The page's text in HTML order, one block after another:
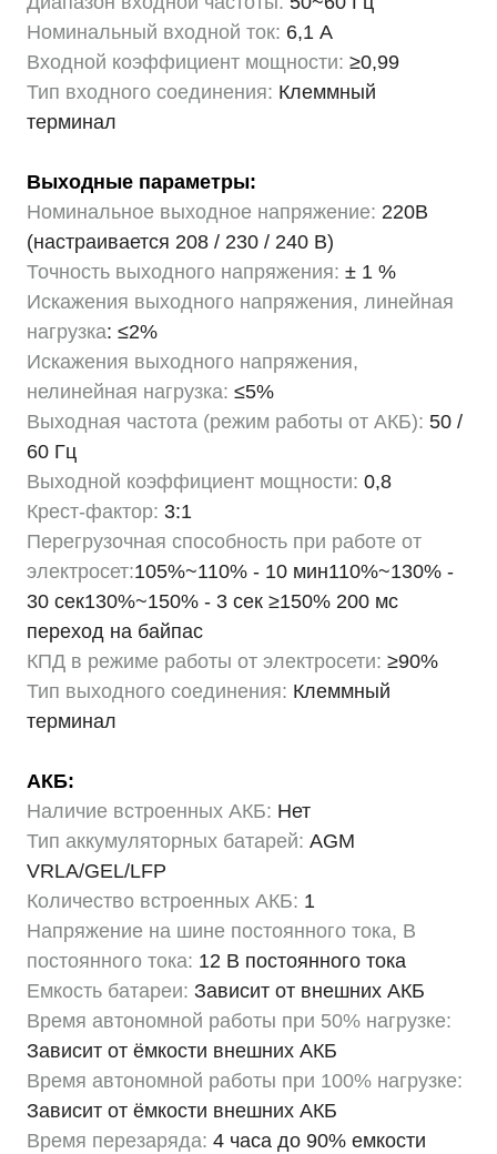
Номинальный входной ток: 6,1 А
Входной коэффициент мощности: ≥0,99
Тип входного соединения: Клеммный
терминал
Выходные параметры:
Номинальное выходное напряжение: 220В
(настраивается 208 / 230 / 240 В)
Точность выходного напряжения: ± 1 %
Искажения выходного напряжения, линейная
нагрузка: ≤2%
Искажения выходного напряжения,
нелинейная нагрузка: ≤5%
Выходная частота (режим работы от АКБ): 50 /
60 Гц
Выходной коэффициент мощности: 0,8
Крест-фактор: 3:1
Перегрузочная способность при работе от
электросет:105%~110% - 10 мин110%~130% -
30 сек130%~150% - 3 сек ≥150% 200 мс
переход на байпас
КПД в режиме работы от электросети: ≥90%
Тип выходного соединения: Клеммный
терминал
АКБ:
Наличие встроенных АКБ: Нет
Тип аккумуляторных батарей: AGM
VRLA/GEL/LFP
Количество встроенных АКБ: 1
Напряжение на шине постоянного тока, В
постоянного тока: 12 В постоянного тока
Емкость батареи: Зависит от внешних АКБ
Время автономной работы при 50% нагрузке:
Зависит от ёмкости внешних АКБ
Время автономной работы при 100% нагрузке:
Зависит от ёмкости внешних АКБ
Время перезаряда: 4 часа до 90% емкости